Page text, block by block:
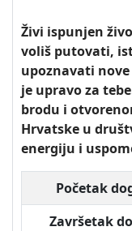
Živi ispunjen
voliš putovati,
upoznavati
je upravo za
brodu i
Hrvatske u
energiju i
Početak
Završetak